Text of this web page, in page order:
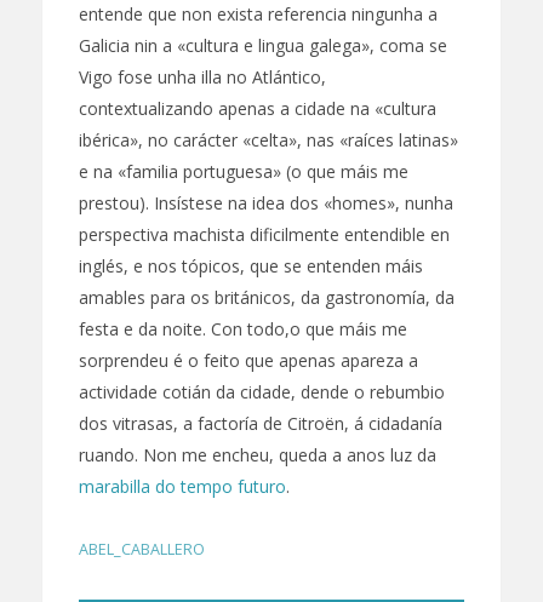
entende que non exista referencia ningunha a
Galicia nin a «cultura e lingua galega», coma se
Vigo fose unha illa no Atlántico,
contextualizando apenas a cidade na «cultura
ibérica», no carácter «celta», nas «raíces latinas»
e na «familia portuguesa» (o que máis me
prestou). Insístese na idea dos «homes», nunha
perspectiva machista dificilmente entendible en
inglés, e nos tópicos, que se entenden máis
amables para os británicos, da gastronomía, da
festa e da noite. Con todo,o que máis me
sorprendeu é o feito que apenas apareza a
actividade cotián da cidade, dende o rebumbio
dos vitrasas, a factoría de Citroën, á cidadanía
ruando. Non me encheu, queda a anos luz da
marabilla do tempo futuro.
ABEL_CABALLERO